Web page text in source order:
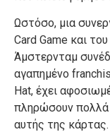
Ωστόσο, μια
Card Game και του
Άμστερνταμ
αγαπημένο
Hat, έχει
πληρώσουν πολλά
αυτής της κάρτας.